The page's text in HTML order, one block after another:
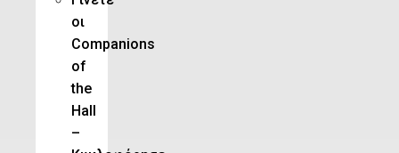
οι
Companions
of
the
Hall
–